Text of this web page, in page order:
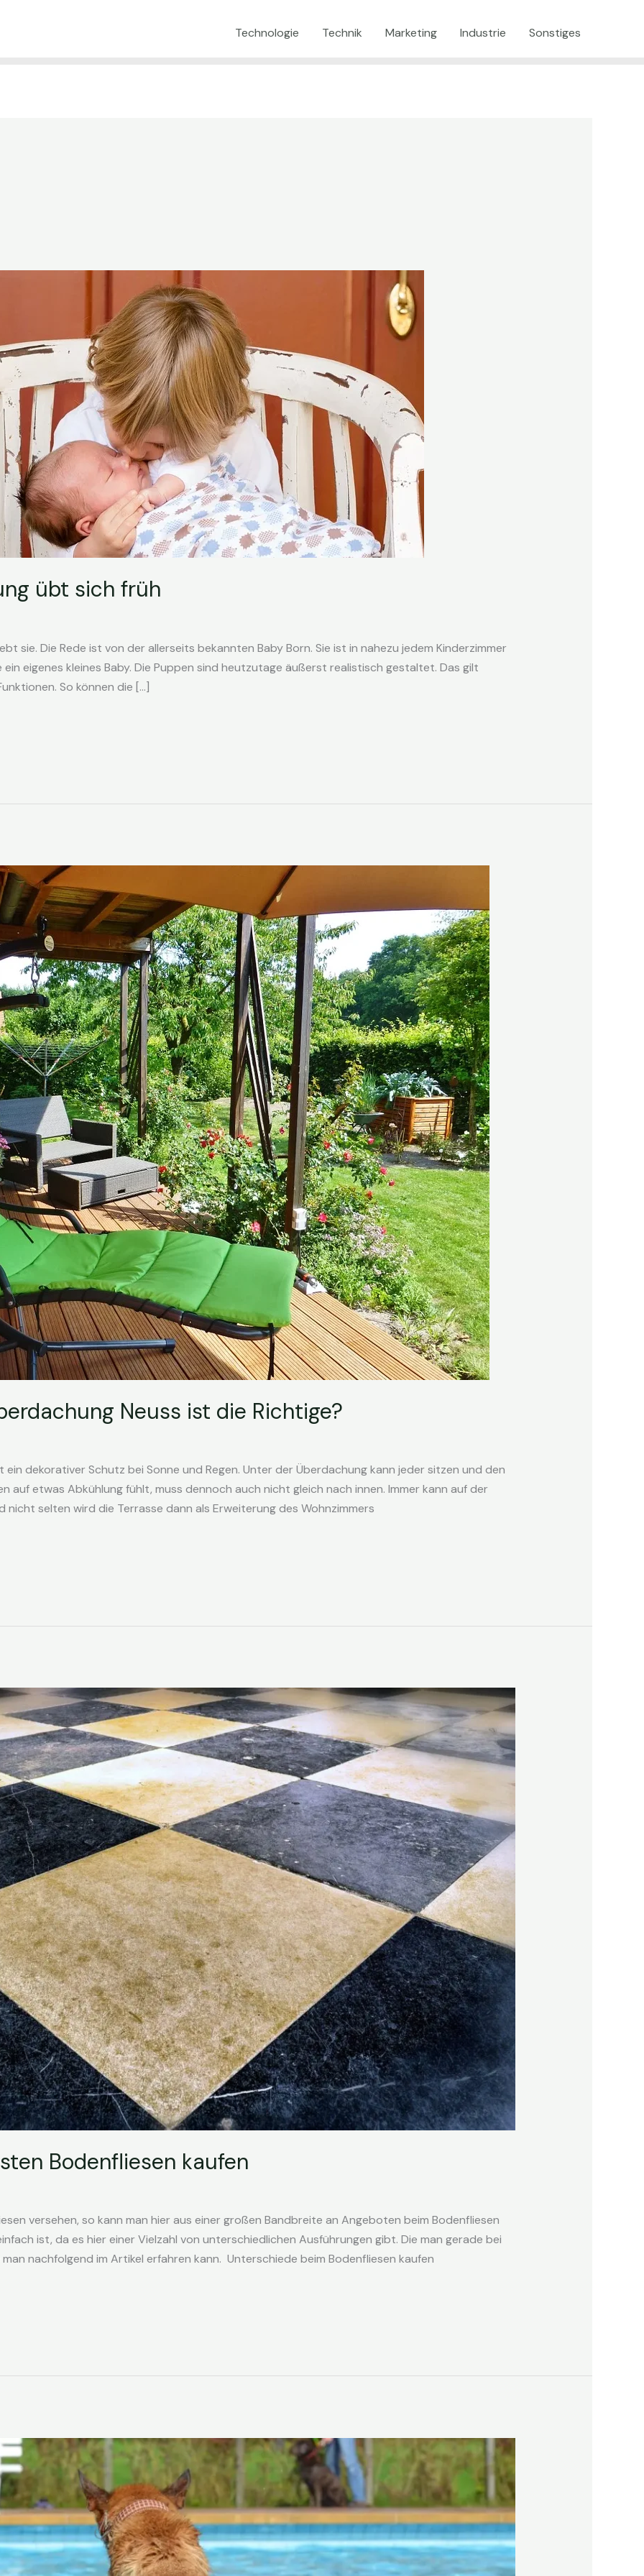
Technologie Technik Marketing Industrie Sonstiges
übt sich früh
sie. Die Rede ist von der allerseits bekannten Baby Born. Sie ist in nahezu jedem Kinderzimmer
eigenes kleines Baby. Die Puppen sind heutzutage äußerst realistisch gestaltet. Das gilt
So können die […]
Neuss ist die Richtige?
ein dekorativer Schutz bei Sonne und Regen. Unter der Überdachung kann jeder sitzen und den
auf etwas Abkühlung fühlt, muss dennoch auch nicht gleich nach innen. Immer kann auf der
selten wird die Terrasse dann als Erweiterung des Wohnzimmers
Bodenfliesen kaufen
versehen, so kann man hier aus einer großen Bandbreite an Angeboten beim Bodenfliesen
ist, da es hier einer Vielzahl von unterschiedlichen Ausführungen gibt. Die man gerade bei
nachfolgend im Artikel erfahren kann. Unterschiede beim Bodenfliesen kaufen